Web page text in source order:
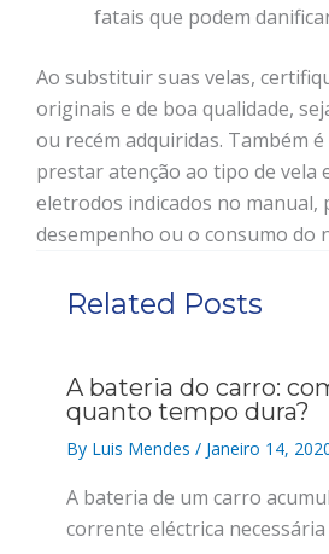
fatais que podem
Ao substituir suas velas,
originais e de boa qualidade,
ou recém adquiridas. Também
prestar atenção ao tipo de vela
eletrodos indicados no manual,
desempenho ou o consumo do
Related Posts
A bateria do carro:
quanto tempo dura?
By Luis Mendes / Janeiro 14,
A bateria de um carro
corrente eléctrica